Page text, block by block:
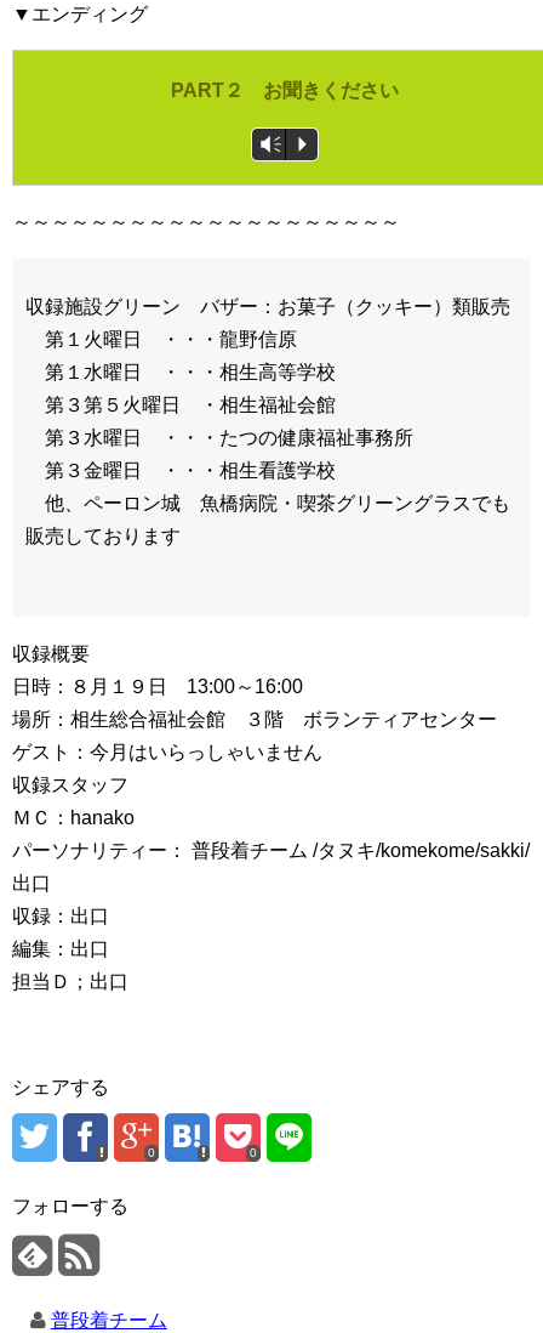
▼エンディング
PART２ お聞きください
Vm P
～～～～～～～～～～～～～～～～～～～～
収録施設グリーン バザー：お菓子（クッキー）類販売
第１火曜日 ・・・龍野信原
第１水曜日 ・・・相生高等学校
第３第５火曜日 ・相生福祉会館
第３水曜日 ・・・たつの健康福祉事務所
第３金曜日 ・・・相生看護学校
他、ペーロン城 魚橋病院・喫茶グリーングラスでも
販売しております
収録概要
日時：８月１９日 13:00～16:00
場所：相生総合福祉会館 ３階 ボランティアセンター
ゲスト：今月はいらっしゃいません
収録スタッフ
ＭＣ：hanako
パーソナリティー： 普段着チーム /タヌキ/komekome/sakki/
出口
収録：出口
編集：出口
担当Ｄ；出口
シェアする
0 0
フォローする
普段着チーム